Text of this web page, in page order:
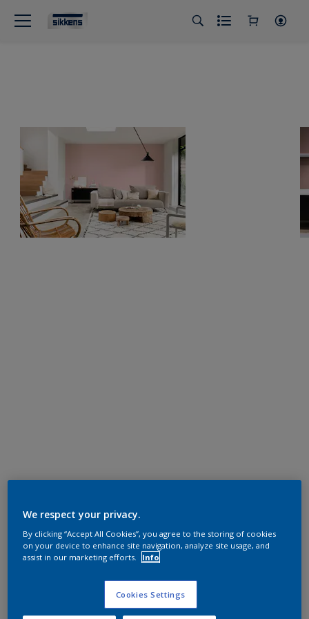
We respect your privacy.
By clicking “Accept All Cookies”, you agree to the storing of cookies
on your device to enhance site navigation, analyze site usage, and
assist in our marketing efforts.
Info
Cookies Settings